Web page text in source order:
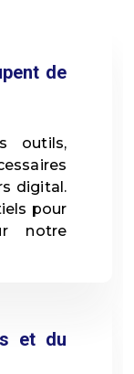
de
outils,
digital.
pour
notre
et du